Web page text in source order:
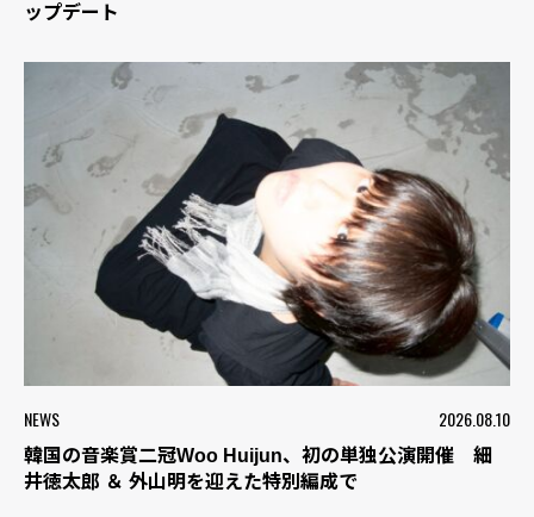
ップデート
NEWS 2026.08.10
韓国の音楽賞二冠Woo Huijun、初の単独公演開催 細
井徳太郎 ＆ 外山明を迎えた特別編成で